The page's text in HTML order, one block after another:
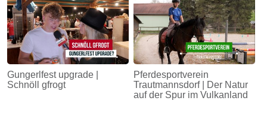
Gungerlfest upgrade |
Schnöll gfrogt
Pferdesportverein
Trautmannsdorf | Der Natur
auf der Spur im Vulkanland